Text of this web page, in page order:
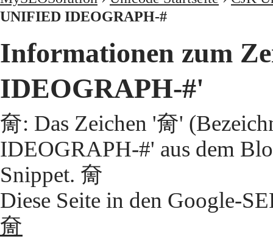
UNIFIED IDEOGRAPH-#
Informationen zum
IDEOGRAPH-#'
奝: Das Zeichen '奝'
IDEOGRAPH-#' aus dem
Snippet. 奝
Diese Seite in den Google-
奝